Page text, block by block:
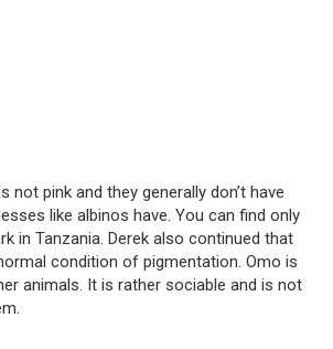
not pink and they generally don’t have
like albinos have. You can find only
in Tanzania. Derek also continued that
condition of pigmentation. Omo is
animals. It is rather sociable and is not